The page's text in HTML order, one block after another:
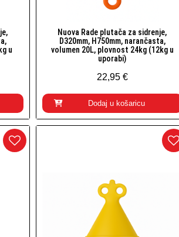
u
Brzi pogled
Nuova Rade plutača za sidrenje,
D320mm, H750mm, narančasta,
volumen 20L, plovnost 24kg (12kg u
uporabi)
22,95 €
Dodaj u košaricu